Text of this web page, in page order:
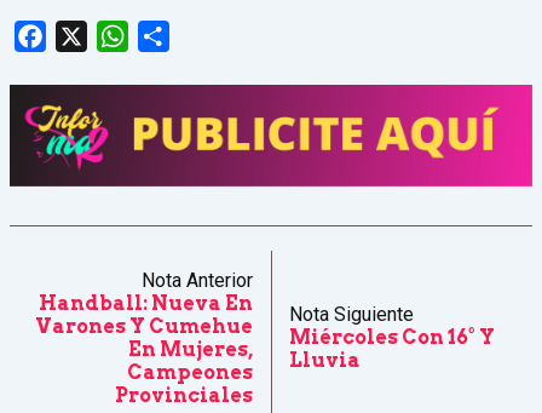
Facebook WhatsApp
Nota Anterior
Handball: Nueva En
Varones Y Cumehue
En Mujeres,
Campeones
Provinciales
Nota Siguiente
Miércoles Con 16° Y
Lluvia